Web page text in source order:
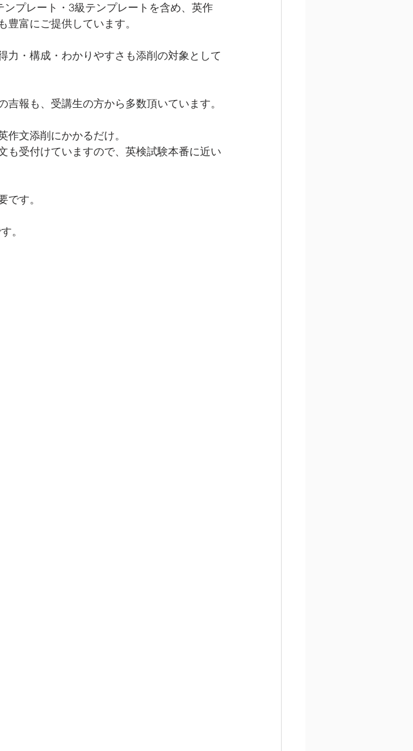
プレート・3級テンプレートを含め、英作
富にご提供しています。
力・構成・わかりやすさも添削の対象として
報も、受講生の方から多数頂いています。
文添削にかかるだけ。
も受付けていますので、英検試験本番に近い
す。
す。